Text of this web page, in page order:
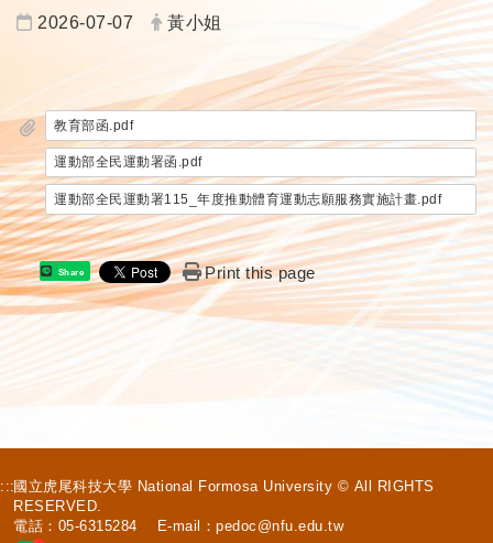
日期：
2026-07-07 發布者：
黃小姐
教育部函.pdf
運動部全民運動署函.pdf
運動部全民運動署115_年度推動體育運動志願服務實施計畫.pdf
Share Print this page
:::國立虎尾科技大學 National Formosa University © All RIGHTS
RESERVED.
電話：05-6315284 E-mail：pedoc@nfu.edu.tw